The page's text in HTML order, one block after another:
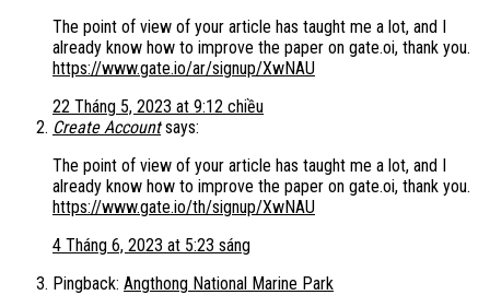
The point of view of your article has taught me a lot, and I
already know how to improve the paper on gate.oi, thank you.
https://www.gate.io/ar/signup/XwNAU
22 Tháng 5, 2023 at 9:12 chiều
Create Account says:
The point of view of your article has taught me a lot, and I
already know how to improve the paper on gate.oi, thank you.
https://www.gate.io/th/signup/XwNAU
4 Tháng 6, 2023 at 5:23 sáng
Pingback: Angthong National Marine Park